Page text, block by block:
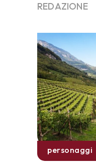
REDAZIONE
personaggi